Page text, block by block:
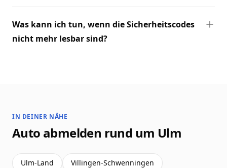
Was kann ich tun, wenn die Sicherheitscodes
nicht mehr lesbar sind?
IN DEINER NÄHE
Auto abmelden rund um Ulm
Ulm-Land
Villingen-Schwenningen